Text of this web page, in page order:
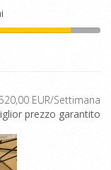
EUR/Settimana
prezzo garantito